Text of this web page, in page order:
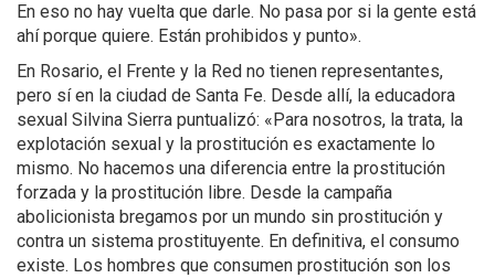
En eso no hay vuelta que darle. No pasa por si la gente está
ahí porque quiere. Están prohibidos y punto».
En Rosario, el Frente y la Red no tienen representantes,
pero sí en la ciudad de Santa Fe. Desde allí, la educadora
sexual Silvina Sierra puntualizó: «Para nosotros, la trata, la
explotación sexual y la prostitución es exactamente lo
mismo. No hacemos una diferencia entre la prostitución
forzada y la prostitución libre. Desde la campaña
abolicionista bregamos por un mundo sin prostitución y
contra un sistema prostituyente. En definitiva, el consumo
existe. Los hombres que consumen prostitución son los